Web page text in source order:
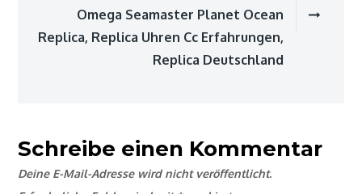
Omega Seamaster Planet Ocean
Replica, Replica Uhren Cc Erfahrungen,
Replica Deutschland
Schreibe einen Kommentar
Deine E-Mail-Adresse wird nicht veröffentlicht.